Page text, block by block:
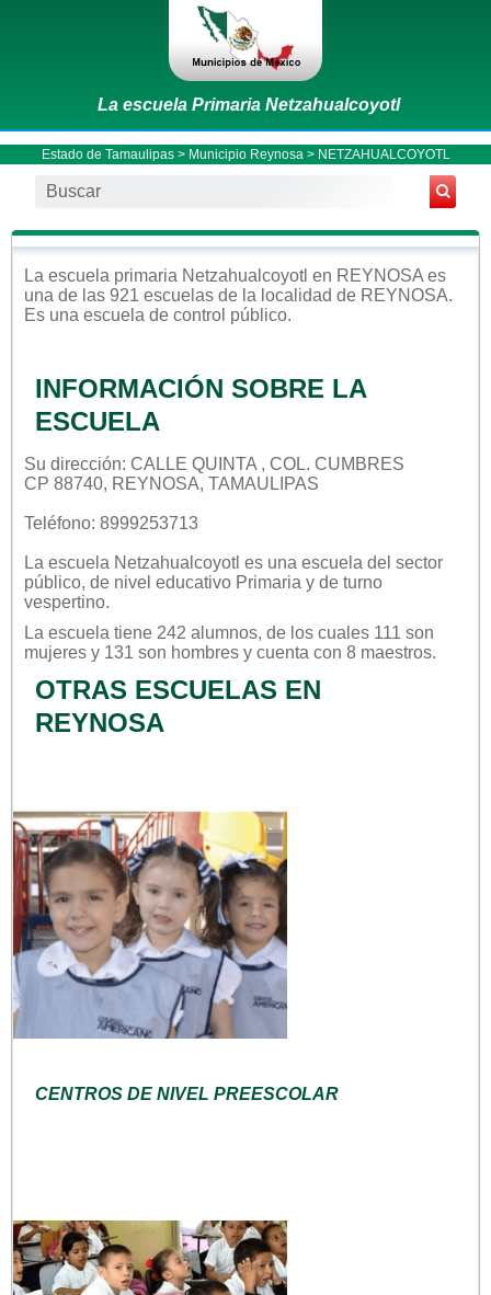
La escuela Primaria Netzahualcoyotl
Estado de Tamaulipas> Municipio Reynosa > NETZAHUALCOYOTL
La escuela primaria Netzahualcoyotl en REYNOSA es
una de las 921 escuelas de la localidad de REYNOSA.
Es una escuela de control público.
INFORMACIÓN SOBRE LA
ESCUELA
Su dirección: CALLE QUINTA , COL. CUMBRES
CP 88740, REYNOSA, TAMAULIPAS
Teléfono: 8999253713
La escuela Netzahualcoyotl es una escuela del sector
público, de nivel educativo Primaria y de turno
vespertino.
La escuela tiene 242 alumnos, de los cuales 111 son
mujeres y 131 son hombres y cuenta con 8 maestros.
OTRAS ESCUELAS EN
REYNOSA
CENTROS DE NIVEL PREESCOLAR